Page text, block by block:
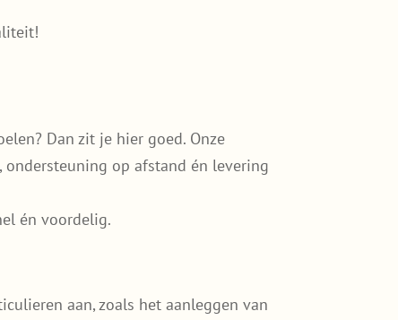
Dan zit je hier goed. Onze
op afstand én levering
én voordelig.
aan, zoals het aanleggen van